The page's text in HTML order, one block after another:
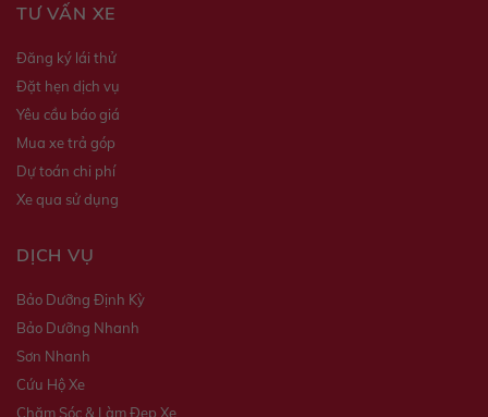
TƯ VẤN XE
Đăng ký lái thử
Đặt hẹn dịch vụ
Yêu cầu báo giá
Mua xe trả góp
Dự toán chi phí
Xe qua sử dụng
DỊCH VỤ
Bảo Dưỡng Định Kỳ
Bảo Dưỡng Nhanh
Sơn Nhanh
Cứu Hộ Xe
Chăm Sóc & Làm Đẹp Xe